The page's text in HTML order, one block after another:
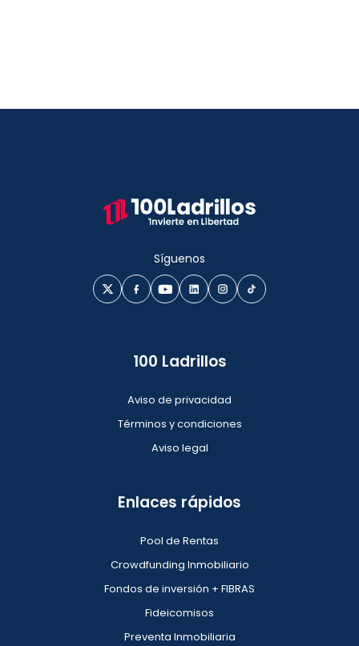
Síguenos
100 Ladrillos
Aviso de privacidad
Términos y condiciones
Aviso legal
Enlaces rápidos
Pool de Rentas
Crowdfunding Inmobiliario
Fondos de inversión + FIBRAS
Fideicomisos
Preventa Inmobiliaria